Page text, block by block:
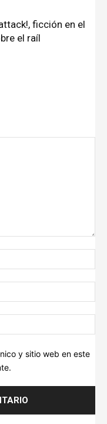
ficción en el
el raíl
y sitio web en este